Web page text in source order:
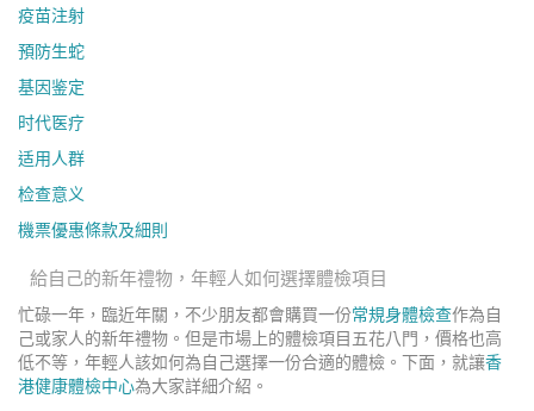
疫苗注射
預防生蛇
基因鉴定
时代医疗
适用人群
检查意义
機票優惠條款及細則
給自己的新年禮物，年輕人如何選擇體檢項目
忙碌一年，臨近年關，不少朋友都會購買一份常規身體檢查作為自
己或家人的新年禮物。但是市場上的體檢項目五花八門，價格也高
低不等，年輕人該如何為自己選擇一份合適的體檢。下面，就讓香
港健康體檢中心為大家詳細介紹。